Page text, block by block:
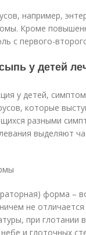
например,
Кроме
с первого-
у детей
у детей,
которые
разными
выделяют
форма –
не
при глотании
и глоточных